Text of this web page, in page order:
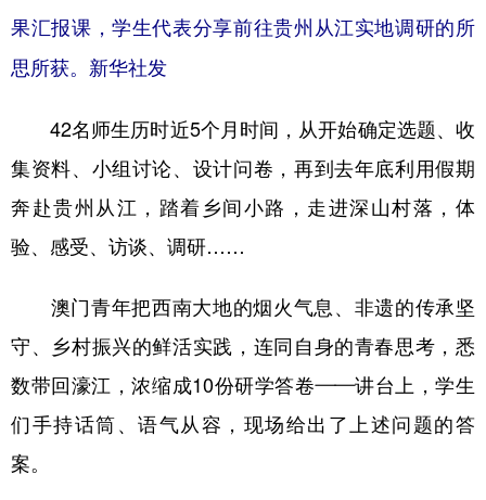
四川 贵州 云南 西藏
陕西
新疆 内蒙古 黑龙江
多语种频道
English Español
Русский язык 日本語 한국어
Deutsch Português
果汇报课，学生代表分享前往贵州从江实地调研的所
思所获。新华社发
42名师生历时近5个月时间，从开始确定选题、收
集资料、小组讨论、设计问卷，再到去年底利用假期
奔赴贵州从江，踏着乡间小路，走进深山村落，体
验、感受、访谈、调研……
澳门青年把西南大地的烟火气息、非遗的传承坚
守、乡村振兴的鲜活实践，连同自身的青春思考，悉
数带回濠江，浓缩成10份研学答卷——讲台上，学生
们手持话筒、语气从容，现场给出了上述问题的答
案。